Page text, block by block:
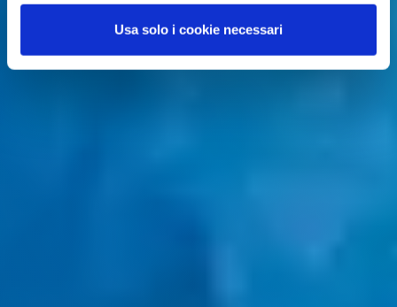
Usa solo i cookie necessari